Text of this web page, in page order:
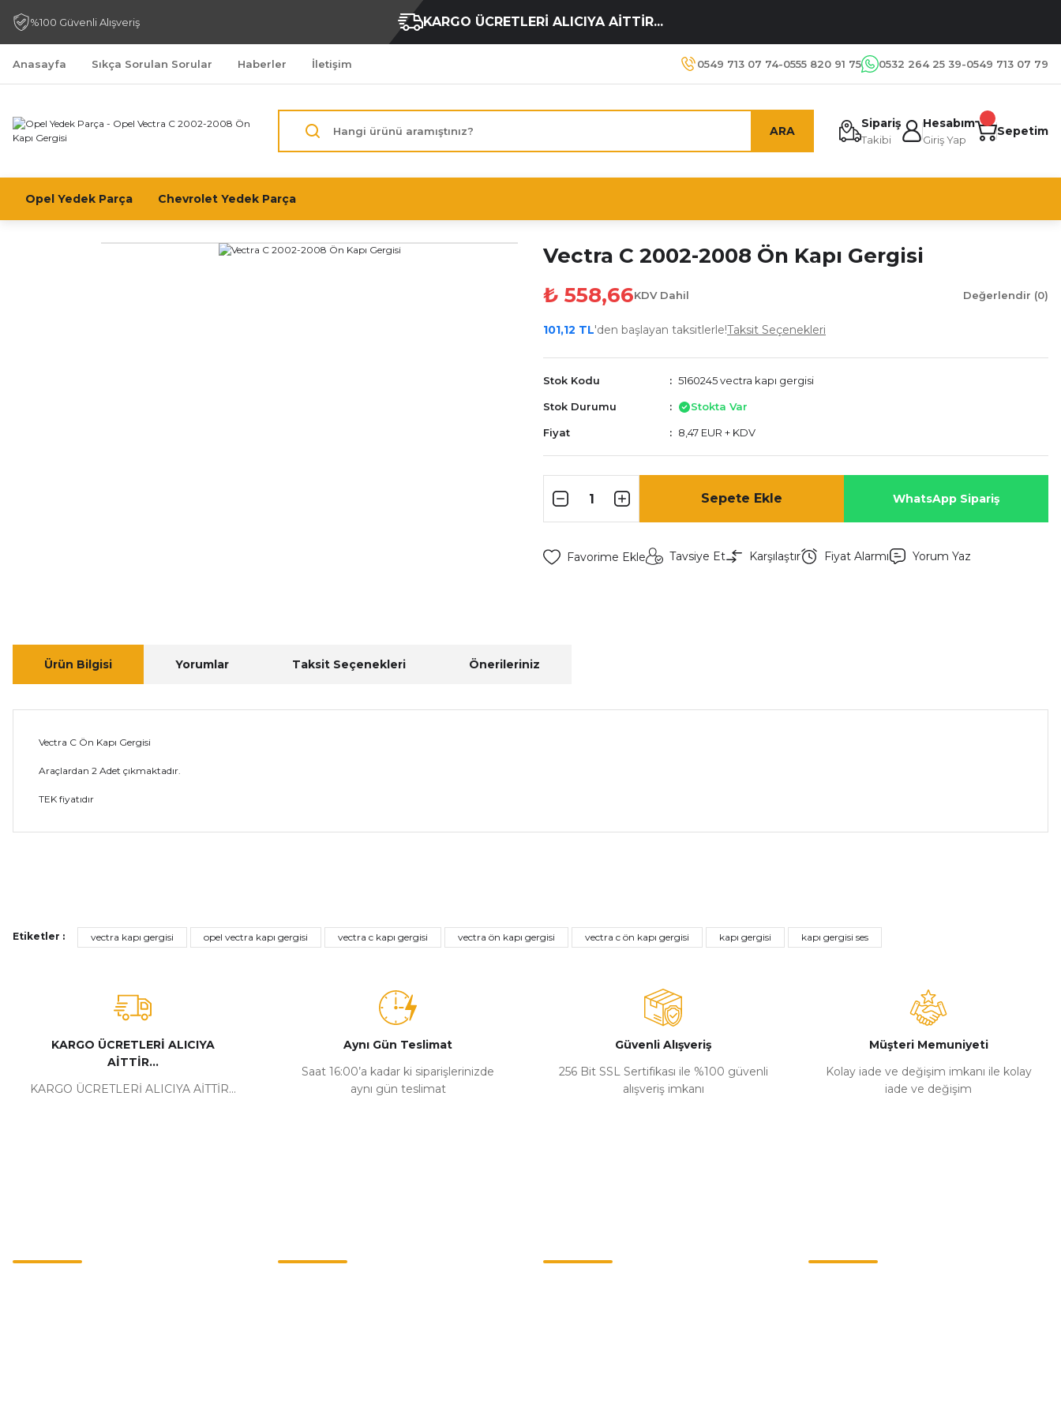
%100 Güvenli Alışveriş KARGO ÜCRETLERİ ALICIYA AİTTİR...
Anasayfa Sıkça Sorulan Sorular Haberler İletişim 0549 713 07 74-0555 820 91 75 0532 264 25 39-0549 713 07 79
ARA
Sipariş
Takibi
Hesabım
Giriş Yap
Sepetim
Opel Yedek Parça Chevrolet Yedek Parça
Vectra C 2002-2008 Ön Kapı Gergisi
₺ 558,66KDV Dahil Değerlendir (0)
101,12 TL'den başlayan taksitlerle!Taksit Seçenekleri
Stok Kodu 5160245 vectra kapı gergisi
Stok Durumu Stokta Var
Fiyat 8,47 EUR + KDV
Sepete Ekle WhatsApp Sipariş
Tavsiye Et Karşılaştır Fiyat Alarmı Yorum Yaz
Ürün Bilgisi Yorumlar Taksit Seçenekleri Önerileriniz
Vectra C Ön Kapı Gergisi
Araçlardan 2 Adet çıkmaktadır.
TEK fiyatıdır
Yorum Yaz
Ürün açıklamasında eksik bilgiler bulunuyor.
Bu ürüne benzer farklı alternatifler olmalı.
Etiketler : vectra kapı gergisi opel vectra kapı gergisi vectra c kapı gergisi vectra ön kapı gergisi vectra c ön kapı gergisi kapı gergisi kapı gergisi ses
KARGO ÜCRETLERİ ALICIYA
AİTTİR...
KARGO ÜCRETLERİ ALICIYA AİTTİR...
Aynı Gün Teslimat
Saat 16:00’a kadar ki siparişlerinizde
aynı gün teslimat
Güvenli Alışveriş
256 Bit SSL Sertifikası ile %100 güvenli
alışveriş imkanı
Müşteri Memuniyeti
Kolay iade ve değişim imkanı ile kolay
iade ve değişim